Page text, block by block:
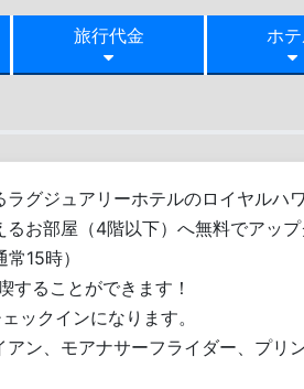
旅行代金 ホ
グジュアリーホテルのロイヤルハ
お部屋（4階以下）へ無料でアップ
15時）
することができます！
ックインになります。
ン、モアナサーフライダー、プリ